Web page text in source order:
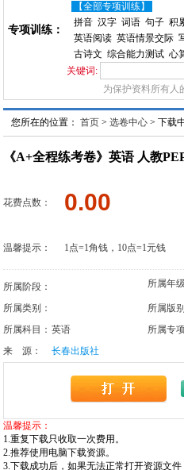
专项训练：
【全部专项训练】
拼音 汉字 词语 句子 积
英语阅读 英语情景交际
古诗文 综合能力测试 心
关键词:
为保护资料所有人
您所在的位置： 首页 > 选卷中心 > 下载
《A+全程练考卷》英语 人教
花费点数： 0.00
温馨提示： 1点=1角钱，10点=1元钱
所属阶段： 所属年
所属类别： 所属版
所属科目： 英语 所属专
来 源：
长春出版社
温馨提示：
1.重复下载只收取一次费用。
2.推荐使用电脑下载资源。
3.下载成功后，如果无法正常打开资源文